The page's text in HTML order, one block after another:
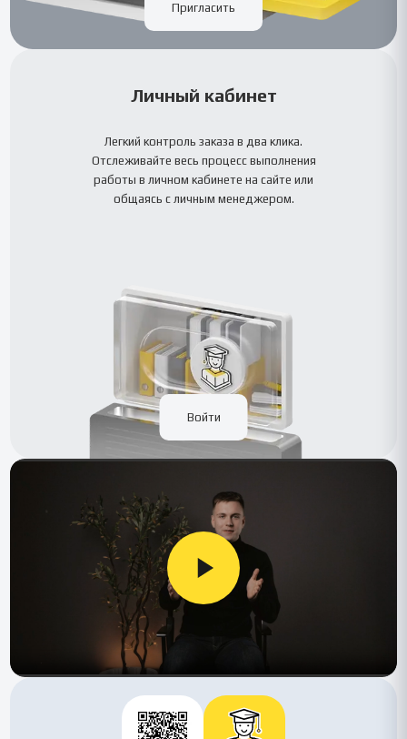
Пригласить
Личный кабинет
Легкий контроль заказа в два клика.
Отслеживайте весь процесс выполнения
работы в личном кабинете на сайте или
общаясь с личным менеджером.
Войти